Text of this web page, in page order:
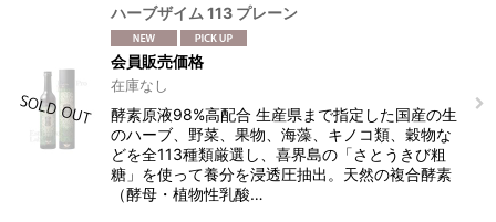
ハーブザイム 113 プレーン
会員販売価格
在庫なし
酵素原液98%高配合 生産県まで指定した国産の生
のハーブ、野菜、果物、海藻、キノコ類、穀物な
どを全113種類厳選し、喜界島の「さとうきび粗
糖」を使って養分を浸透圧抽出。天然の複合酵素
（酵母・植物性乳酸…